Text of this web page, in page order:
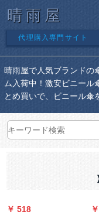
晴雨屋
代理購入専門サイト
晴雨屋で人気ブランドの
ム入荷中！激安ビニール
とめ買いで、ビニール傘
￥ 518